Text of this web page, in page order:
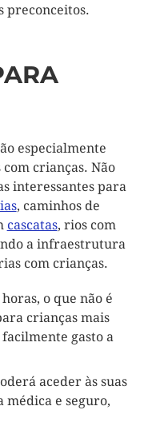
preconceitos.
especialmente
crianças. Não
interessantes para
, caminhos de
cascatas, rios com
a infraestrutura
com crianças.
o que não é
crianças mais
gasto a
aceder às suas
médica e seguro,